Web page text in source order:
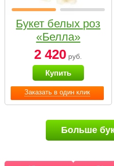
Заказать в один клик
Букет белых роз
«Белла»
2 420 руб.
Купить
Больше